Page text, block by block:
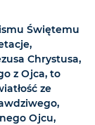
Świętemu
Chrystusa,
z Ojca, to
ze
Ojcu,